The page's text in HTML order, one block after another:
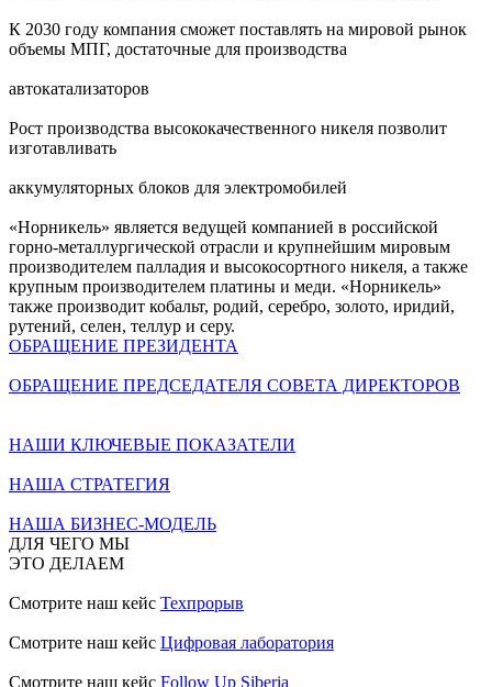
К 2030 году компания сможет поставлять на мировой рынок
объемы МПГ, достаточные для производства
автокатализаторов
Рост производства высококачественного никеля позволит
изготавливать
аккумуляторных блоков для электромобилей
«Норникель» является ведущей компанией в российской
горно-металлургической отрасли и крупнейшим мировым
производителем палладия и высокосортного никеля, а также
крупным производителем платины и меди. «Норникель»
также производит кобальт, родий, серебро, золото, иридий,
рутений, селен, теллур и серу.
ОБРАЩЕНИЕ ПРЕЗИДЕНТА
ОБРАЩЕНИЕ ПРЕДСЕДАТЕЛЯ СОВЕТА ДИРЕКТОРОВ
НАШИ КЛЮЧЕВЫЕ ПОКАЗАТЕЛИ
НАША СТРАТЕГИЯ
НАША БИЗНЕС-МОДЕЛЬ
ДЛЯ ЧЕГО МЫ
ЭТО ДЕЛАЕМ
Смотрите наш кейс Техпрорыв
Смотрите наш кейс Цифровая лаборатория
Смотрите наш кейс Follow Up Siberia